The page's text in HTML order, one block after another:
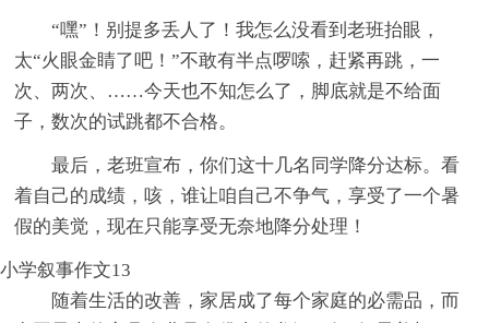
“嘿”！别提多丢人了！我怎么没看到老班抬眼，
太“火眼金睛了吧！”不敢有半点啰嗦，赶紧再跳，一
次、两次、……今天也不知怎么了，脚底就是不给面
子，数次的试跳都不合格。
最后，老班宣布，你们这十几名同学降分达标。看
着自己的成绩，咳，谁让咱自己不争气，享受了一个暑
假的美觉，现在只能享受无奈地降分处理！
小学叙事作文13
随着生活的改善，家居成了每个家庭的必需品，而